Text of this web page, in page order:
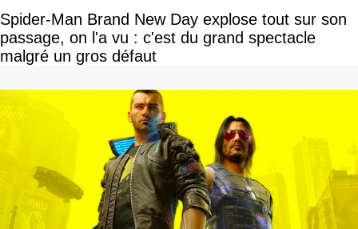
Spider-Man Brand New Day explose tout sur son
passage, on l'a vu : c'est du grand spectacle
malgré un gros défaut